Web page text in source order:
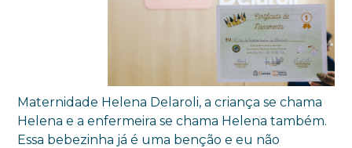
Maternidade Helena Delaroli, a criança se chama
Helena e a enfermeira se chama Helena também.
Essa bebezinha já é uma benção e eu não